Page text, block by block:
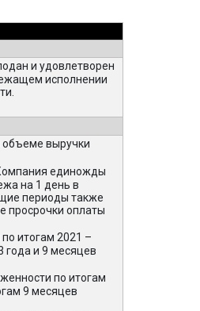
и удовлетворен
исполнении
выручки
единожды
на 1 день в
периоды также
просрочки оплаты
итогам 2021 –
года и 9 месяцев
по итогам
9 месяцев